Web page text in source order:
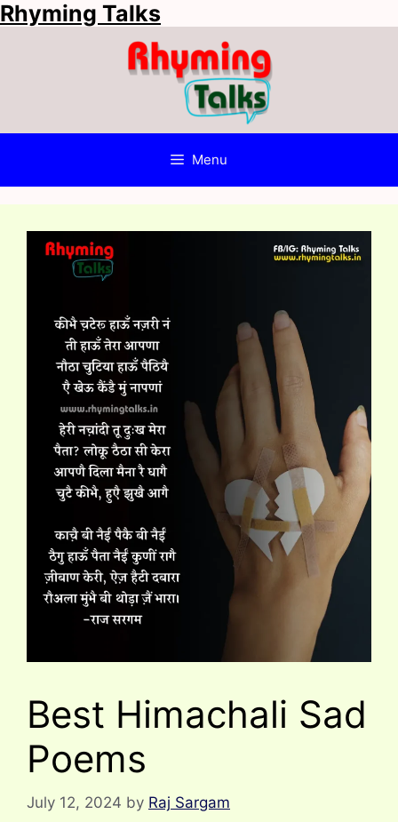
Skip
to
Rhyming Talks
Menu
Best Himachali Sad
Poems
July 12, 2024 by Raj Sargam